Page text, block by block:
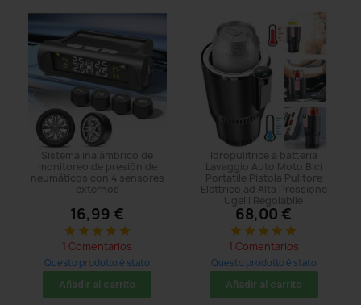
Sistema inalámbrico de
monitoreo de presión de
neumáticos con 4 sensores
externos
16,99 €
star star star star star
1 Comentarios
Questo prodotto è stato
acquistato: 14 times
Añadir al carrito
Idropulitrice a batteria
Lavaggio Auto Moto Bici
Portatile Pistola Pulitore
Elettrico ad Alta Pressione
Ugelli Regolabile
68,00 €
star star star star star
1 Comentarios
Questo prodotto è stato
acquistato: 14 times
Añadir al carrito